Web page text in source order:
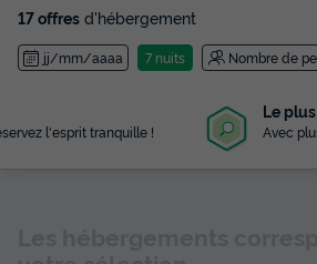
17 offres d'hébergement
jj/mm/aaaa 7 nuits Nombre de
Le plus grand choix
Avec plus de 3 000 campings